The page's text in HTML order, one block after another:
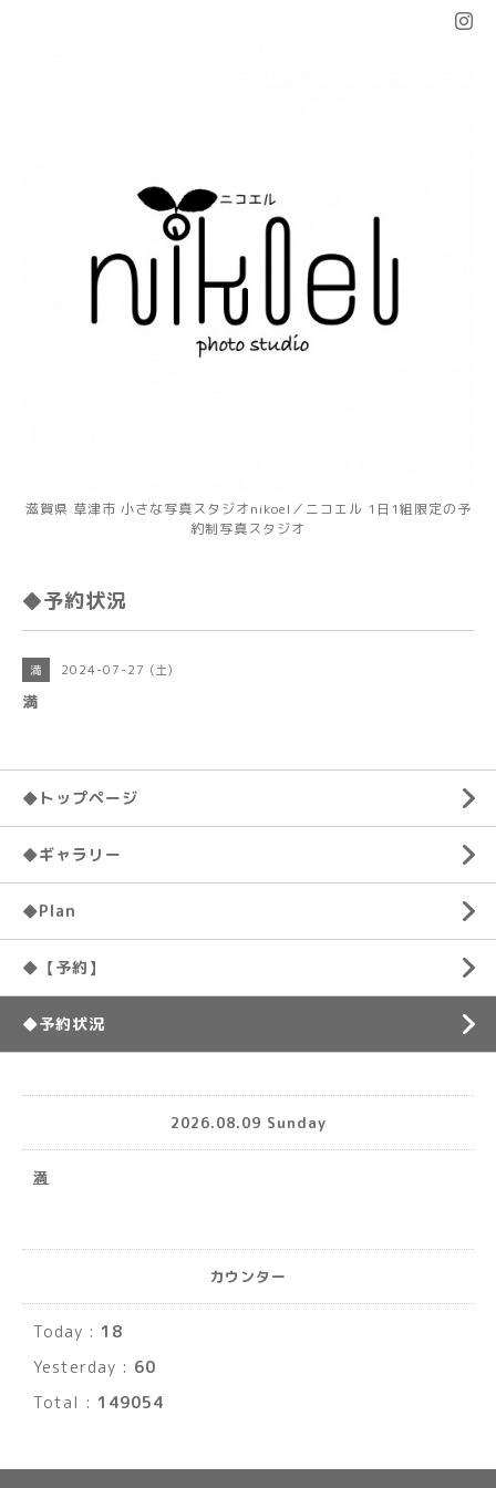
滋賀県 草津市 小さな写真スタジオnikoel／ニコエル 1日1組限定の予
約制写真スタジオ
◆予約状況
満 2024-07-27 (土)
満
◆トップページ
◆ギャラリー
◆Plan
◆【予約】
◆予約状況
2026.08.09 Sunday
満
カウンター
Today : 18
Yesterday : 60
Total : 149054